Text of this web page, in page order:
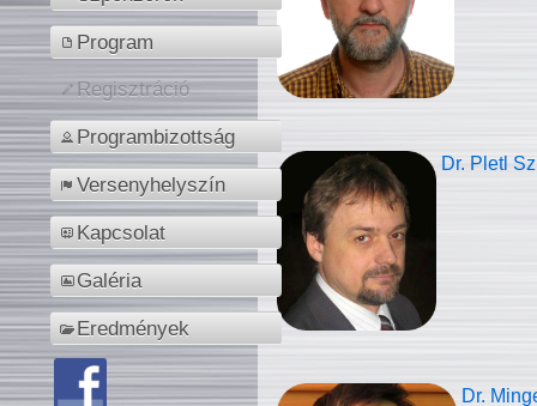
Program
Regisztráció
Programbizottság
Versenyhelyszín
Kapcsolat
Galéria
Eredmények
Dr. Pletl
Dr.